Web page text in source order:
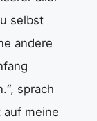
selbst
andere
sprach
auf meine